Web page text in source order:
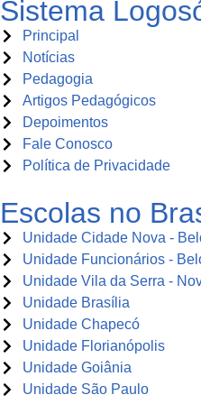
Sistema
Principal
Notícias
Pedagogia
Artigos Pedagógicos
Depoimentos
Fale Conosco
Política de Privacidade
Escolas no
Unidade Cidade Nova -
Unidade Funcionários -
Unidade Vila da Serra -
Unidade Brasília
Unidade Chapecó
Unidade Florianópolis
Unidade Goiânia
Unidade São Paulo